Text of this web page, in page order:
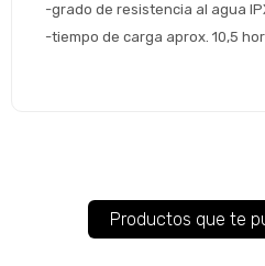
-grado de resistencia al agua
-tiempo de carga aprox. 10,5
Productos que te